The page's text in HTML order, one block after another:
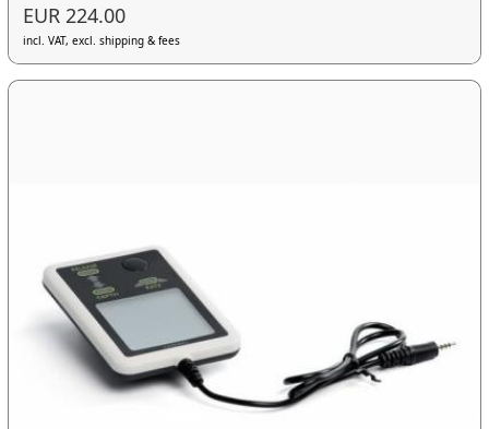
EUR 224.00
incl. VAT, excl. shipping & fees